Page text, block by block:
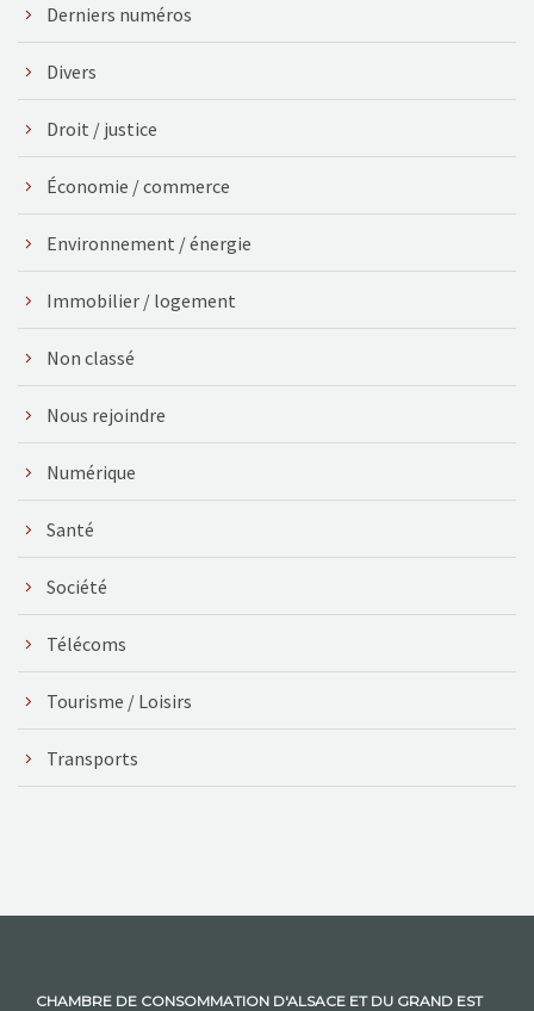
Derniers numéros
Divers
Droit / justice
Économie / commerce
Environnement / énergie
Immobilier / logement
Non classé
Nous rejoindre
Numérique
Santé
Société
Télécoms
Tourisme / Loisirs
Transports
CHAMBRE DE CONSOMMATION D'ALSACE ET DU GRAND EST